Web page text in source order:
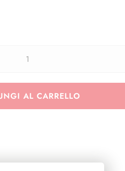
Euralbo
2015
AL CARRELLO